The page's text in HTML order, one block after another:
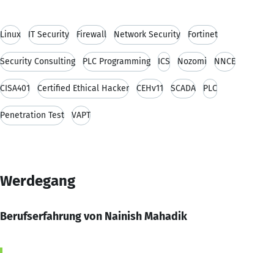
Linux IT Security Firewall Network Security Fortinet
Security Consulting PLC Programming ICS Nozomi NNCE
CISA401 Certified Ethical Hacker CEHv11 SCADA PLC
Penetration Test VAPT
Werdegang
Berufserfahrung von Nainish Mahadik